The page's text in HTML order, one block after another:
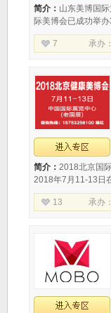
简介： 山东美博国
际美博会已成功举
最大，最具影响力
2018第33届中国（
7 承办：
简介： 2018北京国
2018年7月11-13日
区北三环东路6号）
平米，展会根据最
13 承办：